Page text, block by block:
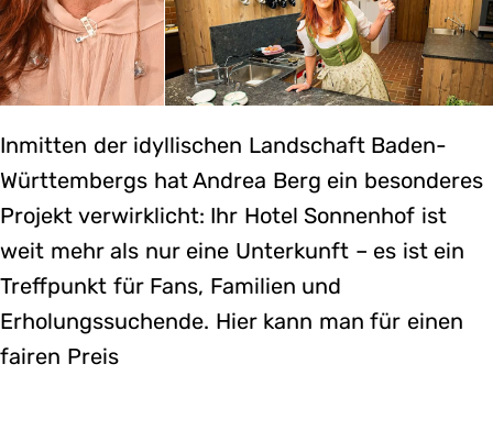
Inmitten der idyllischen Landschaft Baden-
Württembergs hat Andrea Berg ein besonderes
Projekt verwirklicht: Ihr Hotel Sonnenhof ist
weit mehr als nur eine Unterkunft – es ist ein
Treffpunkt für Fans, Familien und
Erholungssuchende. Hier kann man für einen
fairen Preis